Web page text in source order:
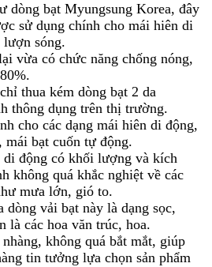
dòng bạt Myungsung Korea, đây
sử dụng chính cho mái hiên di
lượn sóng.
vừa có chức năng chống nóng,
thua kém dòng bạt 2 da
thông dụng trên thị trường.
cho các dạng mái hiên di động,
mái bạt cuốn tự động.
di động có khối lượng và kích
không quá khắc nghiệt về các
mưa lớn, gió to.
dòng vải bạt này là dạng sọc,
là các hoa văn trúc, hoa.
không quá bắt mắt, giúp
tin tưởng lựa chọn sản phẩm